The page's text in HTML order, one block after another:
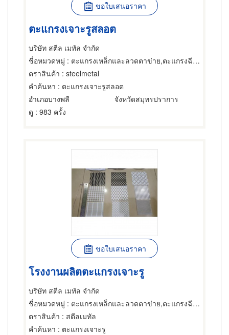
ขอใบเสนอราคา
ตะแกรงเจาะรูสลอต
บริษัท สตีล เมทัล จำกัด
ชื่อหมวดหมู่ : ตะแกรงเหล็กและลวดตาข่าย,ตะแกรงฉีกหรือตะแกรงยืด,ตะแกรงและอุปกรณ์สำหรับร่อน
ตราสินค้า : steelmetal
คำค้นหา : ตะแกรงเจาะรูสลอต
อำเภอบางพลี
จังหวัดสมุทรปราการ
ดู : 983 ครั้ง
ขอใบเสนอราคา
โรงงานผลิตตะแกรงเจาะรู
บริษัท สตีล เมทัล จำกัด
ชื่อหมวดหมู่ : ตะแกรงเหล็กและลวดตาข่าย,ตะแกรงฉีกหรือตะแกรงยืด,ตะแกรงและอุปกรณ์สำหรับร่อน
ตราสินค้า : สตีลเมทัล
คำค้นหา : ตะแกรงเจาะรู